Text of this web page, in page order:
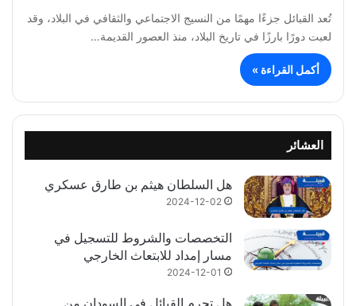
تُعد القبائل جزءًا مهمًا من النسيج الاجتماعي والثقافي في البلاد، وقد
لعبت دورًا بارزًا في تاريخ البلاد، منذ العصور القديمة…
أكمل القراءة »
العشائر
هل السلطان هيثم بن طارق عسكري
2024-12-02
التخصصات والشروط للتسجيل في
مسار إمداد للابتعاث الخارجي
2024-12-01
هل تحرم القبائل في السودان من